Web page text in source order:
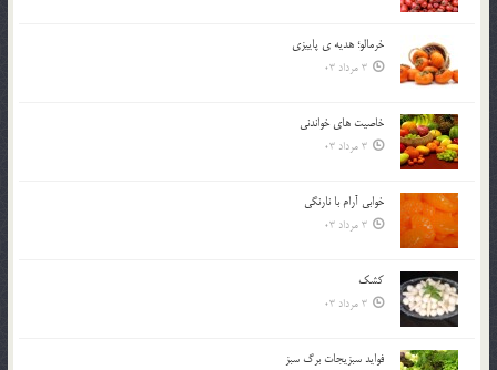
خرمالو؛ هديه ي پاييزي
3 مرداد 03
خاصيت هاي خواندني
3 مرداد 03
خوابي آرام با نارنگي
3 مرداد 03
کشک
3 مرداد 03
فوايد سبزيجات برگ سبز